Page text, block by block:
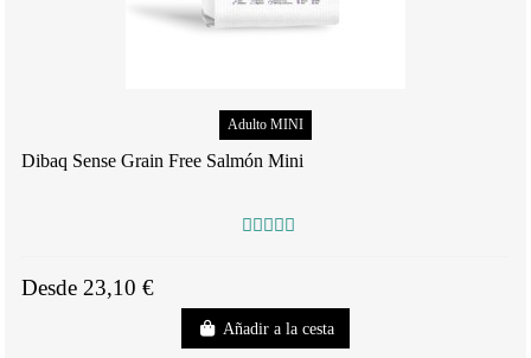
Adulto MINI
Dibaq Sense Grain Free Salmón Mini
Desde 23,10 €
Añadir a la cesta